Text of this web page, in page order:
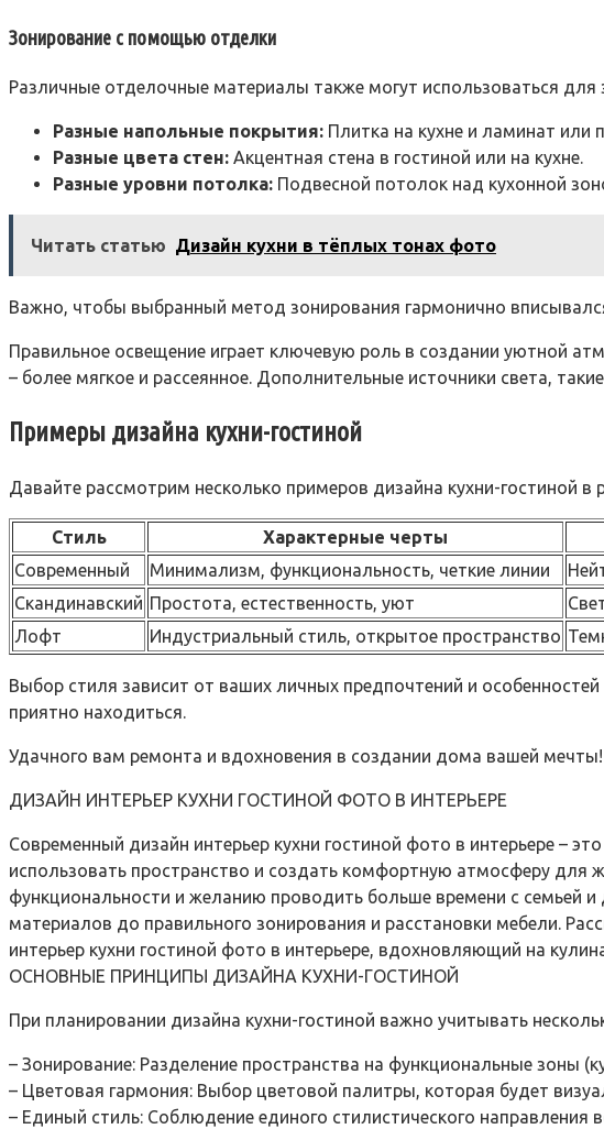
Зонирование с помощью отделки
Различные отделочные материалы также могут использоваться для
Разные напольные покрытия: Плитка на кухне и ламинат или
Разные цвета стен: Акцентная стена в гостиной или на кухне.
Разные уровни потолка: Подвесной потолок над кухонной
Читать статью Дизайн кухни в тёплых тонах фото
Важно, чтобы выбранный метод зонирования гармонично
Правильное освещение играет ключевую роль в создании уютной
– более мягкое и рассеянное. Дополнительные источники света,
Примеры дизайна кухни-гостиной
Давайте рассмотрим несколько примеров дизайна кухни-гостиной в
Стиль Характерные черты
Современный
Минимализм, функциональность, четкие линии
Скандинавский Простота, естественность, уют
Лофт
Индустриальный стиль, открытое пространство
Выбор стиля зависит от ваших личных предпочтений и
приятно находиться.
Удачного вам ремонта и вдохновения в создании дома вашей
ДИЗАЙН ИНТЕРЬЕР КУХНИ ГОСТИНОЙ ФОТО В ИНТЕРЬЕРЕ
Современный дизайн интерьер кухни гостиной фото в интерьере –
использовать пространство и создать комфортную атмосферу для
функциональности и желанию проводить больше времени с семьей
материалов до правильного зонирования и расстановки мебели.
интерьер кухни гостиной фото в интерьере, вдохновляющий на
ОСНОВНЫЕ ПРИНЦИПЫ ДИЗАЙНА КУХНИ-ГОСТИНОЙ
При планировании дизайна кухни-гостиной важно учитывать
– Зонирование: Разделение пространства на функциональные
– Цветовая гармония: Выбор цветовой палитры, которая будет
– Единый стиль: Соблюдение единого стилистического направления